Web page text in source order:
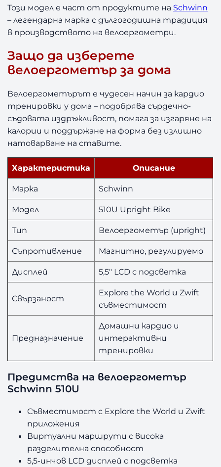
9
9
л
.
.
л
в
.
i
k
e
Този модел е част от продуктите на Schwinn
– легендарна марка с дългогодишна традиция
в производството на велоергометри.
Защо да изберете
велоергометър за дома
Велоергометърът е чудесен начин за кардио
тренировки у дома – подобрява сърдечно-
съдовата издръжливост, помага за изгаряне на
калории и поддържане на форма без излишно
натоварване на ставите.
Характеристика Описание
Марка Schwinn
Модел 510U Upright Bike
Тип Велоергометър (upright)
Съпротивление Магнитно, регулируемо
Дисплей 5,5″ LCD с подсветка
Свързаност
Explore the World и Zwift
съвместимост
Предназначение
Домашни кардио и
интерактивни
тренировки
Предимства на велоергометър
Schwinn 510U
Съвместимост с Explore the World и Zwift
приложения
Виртуални маршрути с висока
разделителна способност
5,5-инчов LCD дисплей с подсветка